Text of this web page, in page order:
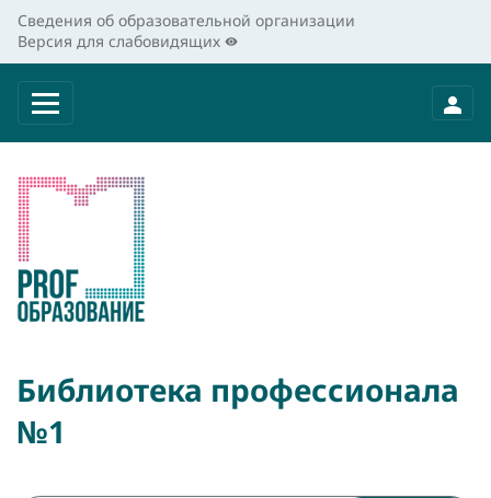
Сведения об образовательной организации
Версия для слабовидящих
Библиотека профессионала
№1